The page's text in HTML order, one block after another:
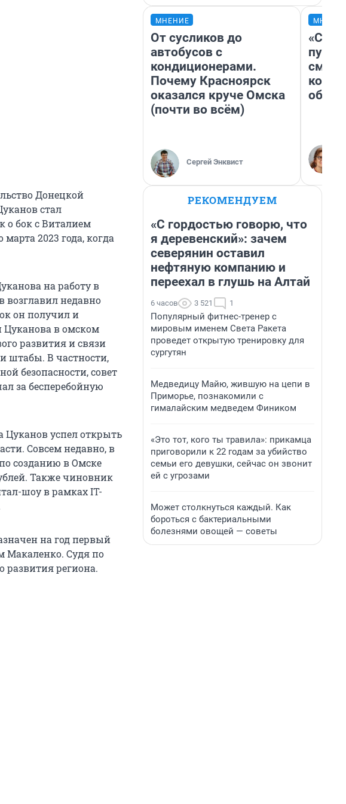
Донецкой
стал
о бок с Виталием
2023 года, когда
на работу в
возглавил недавно
он получил и
Цуканова в омском
развития и связи
штабы. В частности,
безопасности, совет
за бесперебойную
Цуканов успел открыть
Совсем недавно, в
созданию в Омске
Также чиновник
шоу в рамках IT-
на год первый
Макаленко. Судя по
развития региона.
МНЕНИЕ
От сусликов до
автобусов с
кондиционерами.
Почему Красноярск
оказался круче Омска
(почти во всём)
Сергей Энквист
РЕКОМЕНДУЕМ
«С гордостью говорю, что
я деревенский»: зачем
северянин оставил
нефтяную компанию и
переехал в глушь на Алтай
6 часов 3 521 1
Популярный фитнес-тренер с
мировым именем Света Ракета
проведет открытую тренировку для
сургутян
Медведицу Майю, жившую на цепи в
Приморье, познакомили с
гималайским медведем Фиником
«Это тот, кого ты травила»: прикамца
приговорили к 22 годам за убийство
семьи его девушки, сейчас он звонит
ей с угрозами
Может столкнуться каждый. Как
бороться с бактериальными
болезнями овощей — советы